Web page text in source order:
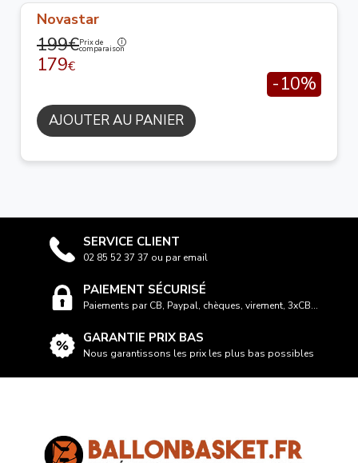
Novastar
199€Prix de
comparaison
179€
-10%
AJOUTER AU PANIER
SERVICE CLIENT
02 85 52 37 37 ou par email
PAIEMENT SÉCURISÉ
Paiements par CB, Paypal, chèques, virement, 3xCB...
GARANTIE PRIX BAS
Nous garantissons les prix les plus bas possibles